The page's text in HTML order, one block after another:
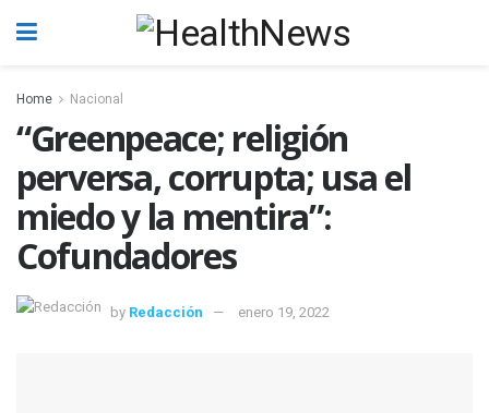
Home Nacional
“Greenpeace; religión
perversa, corrupta; usa el
miedo y la mentira”:
Cofundadores
by Redacción enero 19, 2022